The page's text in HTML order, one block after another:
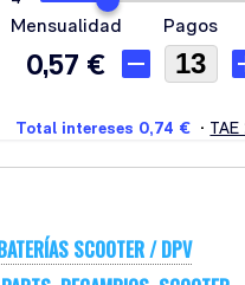
SCOOTER / DPV